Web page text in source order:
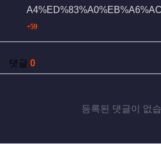
59회 연결
댓글 0
등록된 댓글이 없